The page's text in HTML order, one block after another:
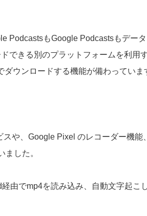
PodcastsもGoogle Podcastsもデー
できる別のプラットフォームを利用
ウンロードする機能が備わっていま
や、 Google Pixel のレコーダー機能
ました。
由でmp4を読み込み、自動文字起